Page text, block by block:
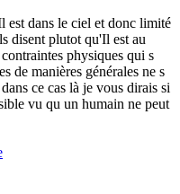
est dans le ciel et donc limité
disent plutot qu'Il est au
physiques qui s
de manières générales ne s
ce cas là je vous dirais si
vu qu un humain ne peut